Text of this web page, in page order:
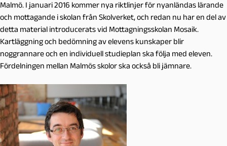
Malmö. I januari 2016 kommer nya riktlinjer för nyanländas lärande
och mottagande i skolan från Skolverket, och redan nu har en del av
detta material introducerats vid Mottagningsskolan Mosaik.
Kartläggning och bedömning av elevens kunskaper blir
noggrannare och en individuell studieplan ska följa med eleven.
Fördelningen mellan Malmös skolor ska också bli jämnare.